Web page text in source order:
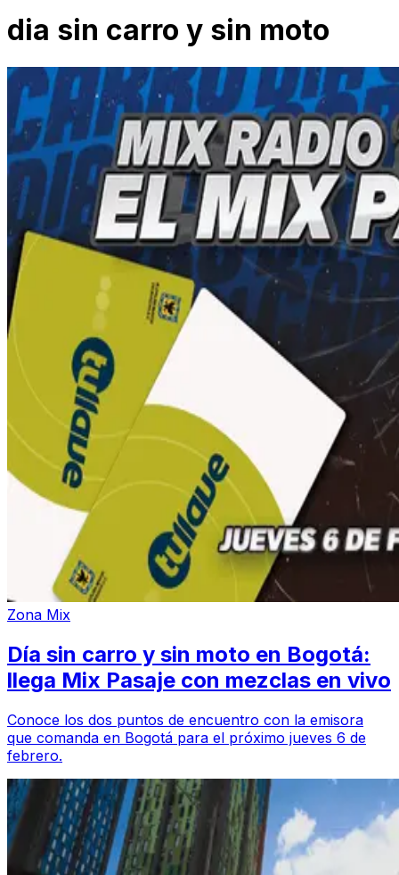
dia sin carro y sin moto
Zona Mix
Día sin carro y sin moto en Bogotá:
llega Mix Pasaje con mezclas en vivo
Conoce los dos puntos de encuentro con la emisora
que comanda en Bogotá para el próximo jueves 6 de
febrero.